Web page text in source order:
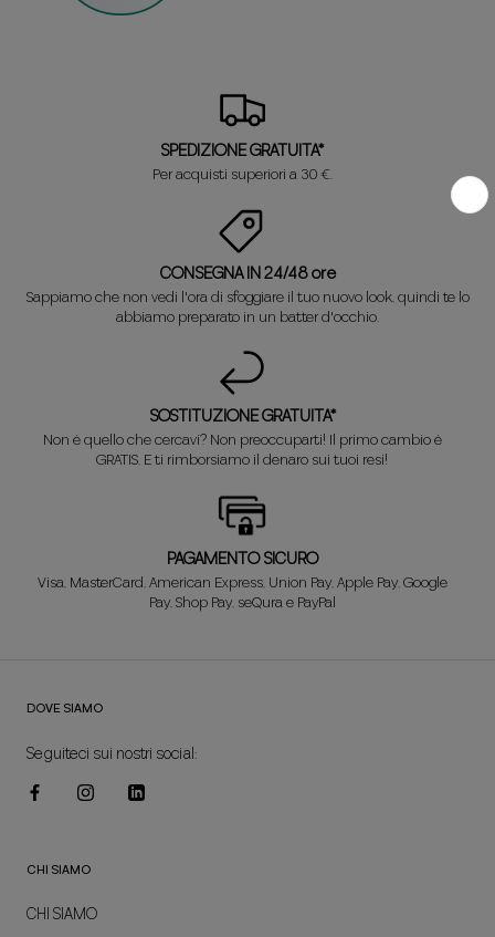
SPEDIZIONE GRATUITA*
Per acquisti superiori a 30 €.
CONSEGNA IN 24/48 ore
Sappiamo che non vedi l'ora di sfoggiare il tuo nuovo look, quindi te lo
abbiamo preparato in un batter d'occhio.
SOSTITUZIONE GRATUITA*
Non è quello che cercavi? Non preoccuparti! Il primo cambio è
GRATIS. E ti rimborsiamo il denaro sui tuoi resi!
PAGAMENTO SICURO
Visa, MasterCard, American Express, Union Pay, Apple Pay, Google
Pay, Shop Pay, seQura e PayPal
DOVE SIAMO
Seguiteci sui nostri social:
CHI SIAMO
CHI SIAMO